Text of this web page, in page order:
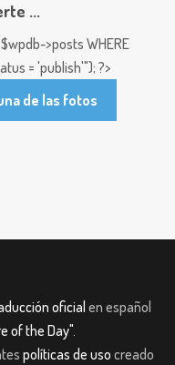
...
$wpdb->posts WHERE
= 'publish'"); ?>
de las fotos
oficial en español
of the Day".
políticas de uso creado